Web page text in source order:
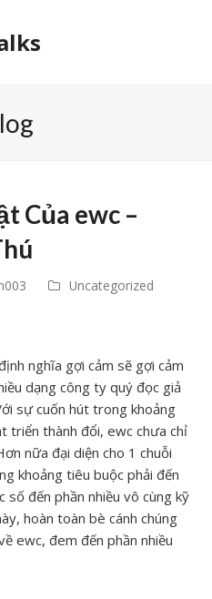
Của ewc –
Uncategorized
nghĩa gợi cảm sẽ gợi cảm
dạng công ty quý đọc giả
sự cuốn hút trong khoảng
triển thành đổi, ewc chưa chỉ
nữa đại diện cho 1 chuỗi
khoảng tiêu buộc phải đến
số đến phần nhiều vô cùng kỹ
hoàn toàn bè cánh chúng
ewc, đem đến phần nhiều